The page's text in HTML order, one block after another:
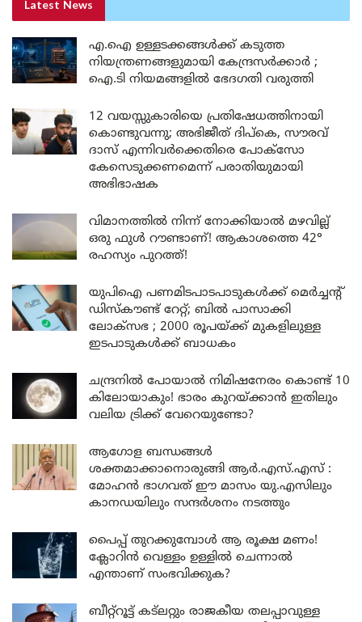
Latest News
എ.ഐ ഉള്ളടക്കങ്ങൾക്ക് കടുത്ത
നിയന്ത്രണങ്ങളുമായി കേന്ദ്രസർക്കാർ ;
ഐ.ടി നിയമങ്ങളിൽ ഭേദഗതി വരുത്തി
12 വയസ്സുകാരിയെ പ്രതിഷേധത്തിനായി
കൊണ്ടുവന്നു; അഭിജീത് ദിപ്കെ, സൗരവ്
ദാസ് എന്നിവർക്കെതിരെ പോക്സോ
കേസെടുക്കണമെന്ന് പരാതിയുമായി
അഭിഭാഷക
വിമാനത്തിൽ നിന്ന് നോക്കിയാൽ മഴവില്ല്
ഒരു ഫുൾ റൗണ്ടാണ്! ആകാശത്തെ 42°
രഹസ്യം പുറത്ത്!
യുപിഐ പണമിടപാടപാടുകൾക്ക് മെർച്ചന്റ്
ഡിസ്കൗണ്ട് റേറ്റ്; ബിൽ പാസാക്കി
ലോക്സഭ ; 2000 രൂപയ്ക്ക് മുകളിലുള്ള
ഇടപാടുകൾക്ക് ബാധകം
ചന്ദ്രനിൽ പോയാൽ നിമിഷനേരം കൊണ്ട് 10
കിലോയാകും! ഭാരം കുറയ്ക്കാൻ ഇതിലും
വലിയ ട്രിക്ക് വേറെയുണ്ടോ?
ആഗോള ബന്ധങ്ങൾ
ശക്തമാക്കാനൊരുങ്ങി ആർ.എസ്.എസ് :
മോഹൻ ഭാഗവത് ഈ മാസം യു.എസിലും
കാനഡയിലും സന്ദർശനം നടത്തും
പൈപ്പ് തുറക്കുമ്പോൾ ആ രൂക്ഷ മണം!
ക്ലോറിൻ വെള്ളം ഉള്ളിൽ ചെന്നാൽ
എന്താണ് സംഭവിക്കുക?
ബീറ്റ്‌റൂട്ട് കട്‌ലറ്റും രാജകീയ തലപ്പാവുള്ള